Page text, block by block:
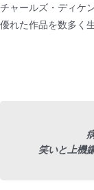
チャールズ・ディケ
優れた作品を数多く
笑いと上機